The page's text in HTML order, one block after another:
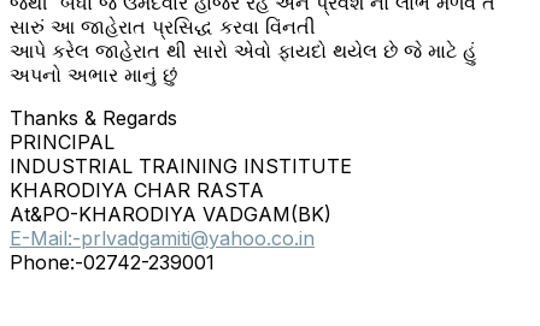
સારું આ જાહેરાત પ્રસિદ્ધ કરવા વિંનતી
આપે કરેલ જાહેરાત થી સારો એવો ફાયદો થયેલ છે જે માટે હું
અપનો અભાર માનું છું
Thanks & Regards
PRINCIPAL
INDUSTRIAL TRAINING INSTITUTE
KHARODIYA CHAR RASTA
At&PO-KHARODIYA VADGAM(BK)
E-Mail:-prlvadgamiti@yahoo.co.in
Phone:-02742-239001